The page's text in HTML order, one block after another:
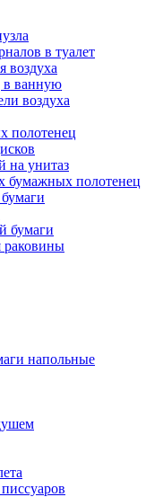
в туалет
воздуха
в ванную
воздуха
полотенец
на унитаз
бумажных полотенец
бумаги
раковины
напольные